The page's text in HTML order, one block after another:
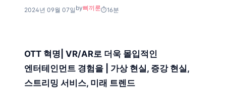
2024년 09월 07일 by삐끼룬 16분
OTT 혁명| VR/AR로 더욱 몰입적인
엔터테인먼트 경험을 | 가상 현실, 증강 현실,
스트리밍 서비스, 미래 트렌드